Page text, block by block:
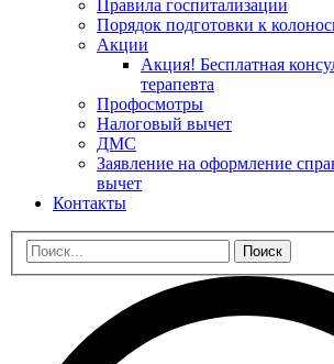
Правила госпитализации
Порядок подготовки к
Акции
Акция! Бесплатная
терапевта
Профосмотры
Налоговый вычет
ДМС
Заявление на оформление
вычет
Контакты